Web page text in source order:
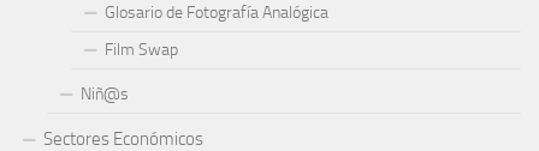
Glosario de Fotografía Analógica
Film Swap
Niñ@s
Sectores Económicos